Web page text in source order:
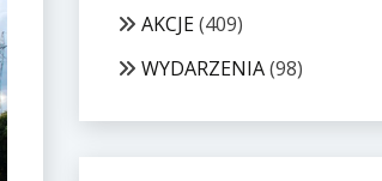
AKCJE(409)
WYDARZENIA(98)